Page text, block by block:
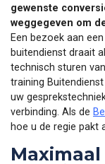
gewenste
weggegeven om
Een bezoek aan
buitendienst draait
technisch sturen
training
uw
verbinding. Als de
hoe u de regie pakt